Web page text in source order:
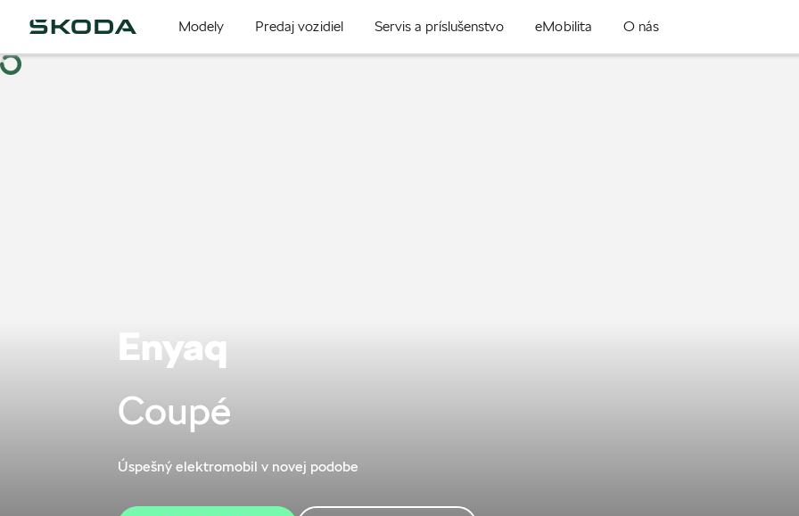
Modely Predaj vozidiel Servis a príslušenstvo eMobilita O nás
Enyaq
Coupé
Úspešný elektromobil v novej podobe